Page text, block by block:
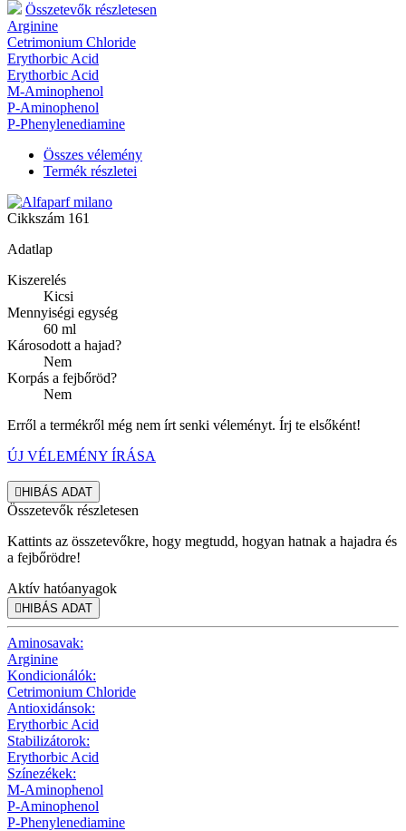
Összetevők részletesen
Arginine
Cetrimonium Chloride
Erythorbic Acid
Erythorbic Acid
M-Aminophenol
P-Aminophenol
P-Phenylenediamine
Összes vélemény
Termék részletei
Cikkszám 161
Adatlap
Kiszerelés
Kicsi
Mennyiségi egység
60 ml
Károsodott a hajad?
Nem
Korpás a fejbőröd?
Nem
Erről a termékről még nem írt senki véleményt. Írj te elsőként!
ÚJ VÉLEMÉNY ÍRÁSA
HIBÁS ADAT
Összetevők részletesen
Kattints az összetevőkre, hogy megtudd, hogyan hatnak a hajadra és
a fejbőrödre!
Aktív hatóanyagok
HIBÁS ADAT
Aminosavak:
Arginine
Kondicionálók:
Cetrimonium Chloride
Antioxidánsok:
Erythorbic Acid
Stabilizátorok:
Erythorbic Acid
Színezékek:
M-Aminophenol
P-Aminophenol
P-Phenylenediamine